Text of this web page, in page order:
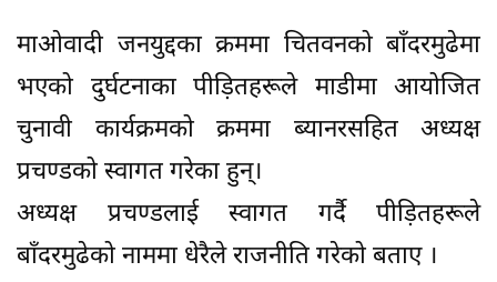
माओवादी जनयुद्दका क्रममा चितवनको बाँदरमुढेमा
भएको दुर्घटनाका पीड़ितहरूले माडीमा आयोजित
चुनावी कार्यक्रमको क्रममा ब्यानरसहित अध्यक्ष
प्रचण्डको स्वागत गरेका हुन्।
अध्यक्ष प्रचण्डलाई स्वागत गर्दै पीड़ितहरूले
बाँदरमुढेको नाममा धेरैले राजनीति गरेको बताए ।